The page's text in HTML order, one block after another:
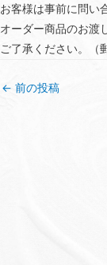
お客様は事前に問い
オーダー商品のお渡
ご了承ください。（
投
← 前の投稿